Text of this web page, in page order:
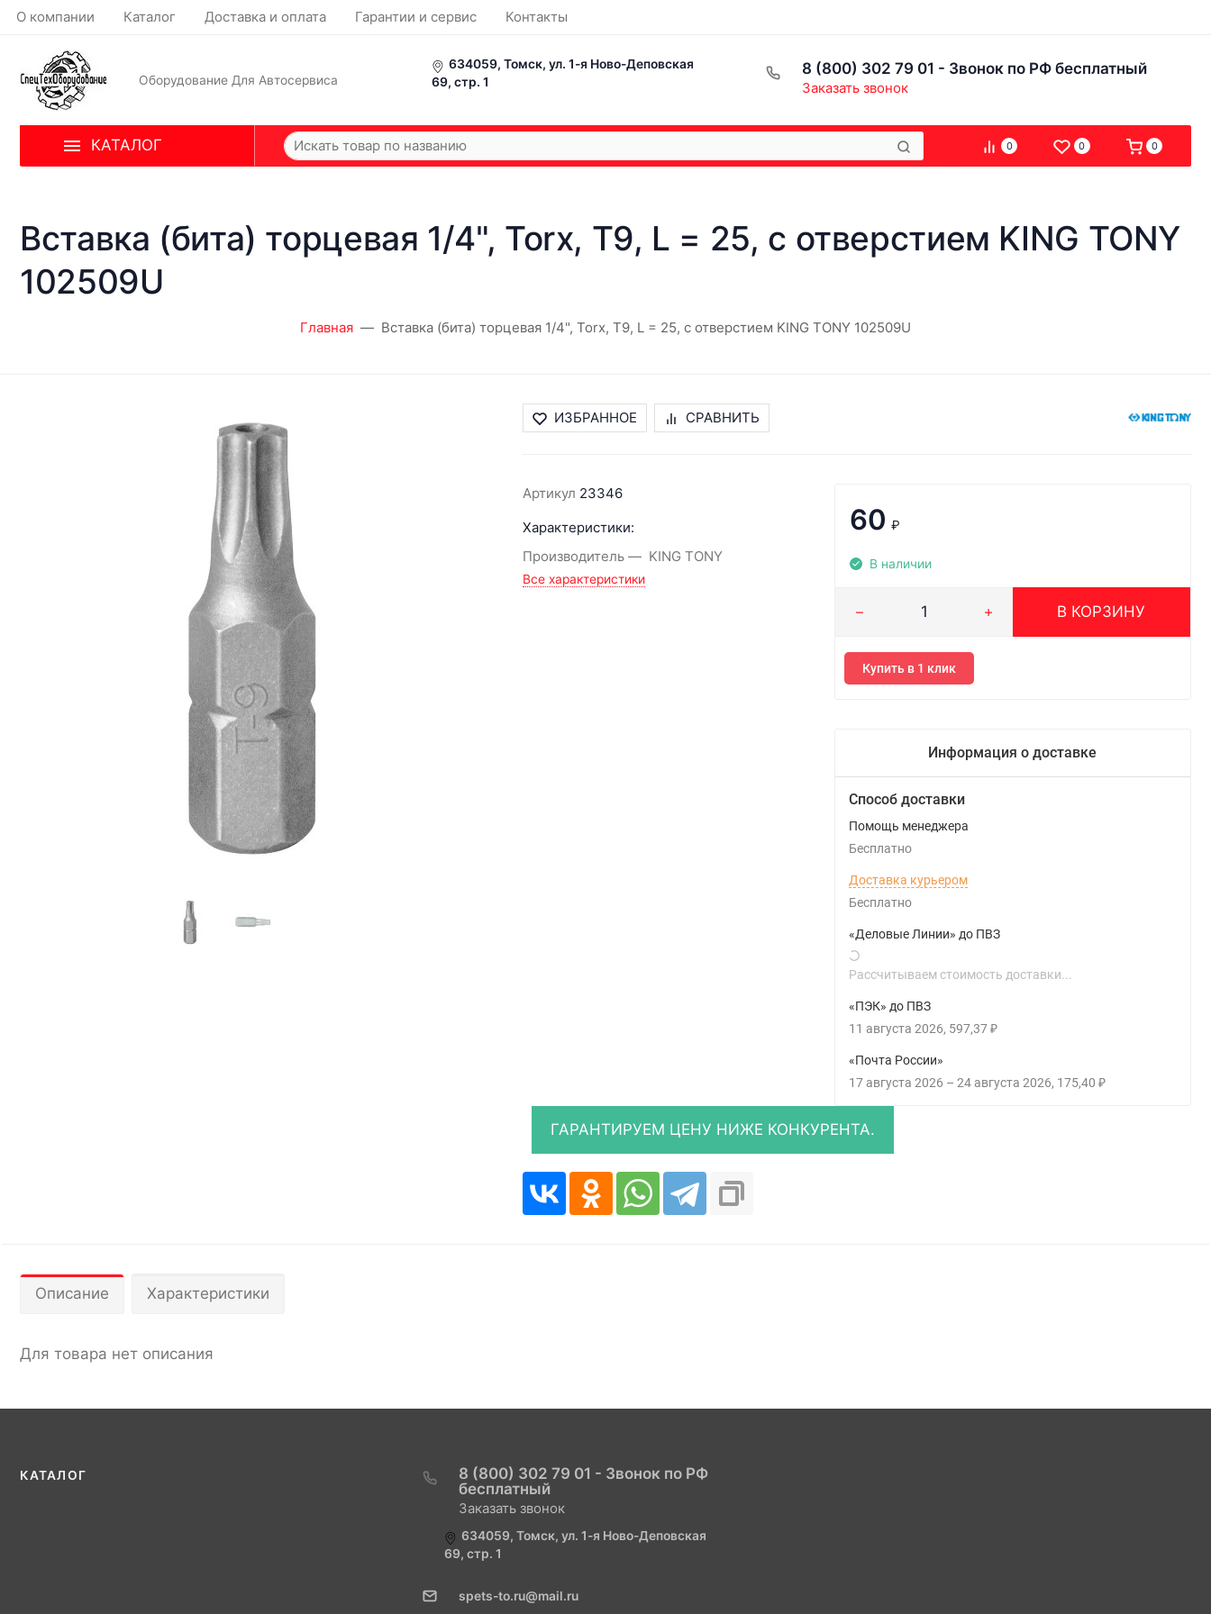
О компании Каталог Доставка и оплата Гарантии и сервис Контакты
Оборудование Для Автосервиса
634059, Томск, ул. 1-я Ново-Деповская
69, стр. 1
8 (800) 302 79 01 - Звонок по РФ бесплатный
Заказать звонок
КАТАЛОГ 0 0 0
Вставка (бита) торцевая 1/4", Torx, T9, L = 25, с отверстием KING TONY
102509U
Главная Вставка (бита) торцевая 1/4", Torx, T9, L = 25, с отверстием KING TONY 102509U
ИЗБРАННОЕ СРАВНИТЬ
Артикул 23346
Характеристики:
Производитель
KING TONY
Все характеристики
60 ₽
В наличии
В КОРЗИНУ
Купить в 1 клик
Информация о доставке
Способ доставки
Помощь менеджера
Бесплатно
Доставка курьером
Бесплатно
«Деловые Линии» до ПВЗ
Рассчитываем стоимость доставки...
«ПЭК» до ПВЗ
11 августа 2026 597,37₽
«Почта России»
17 августа 2026 – 24 августа 2026 175,40₽
Описание Характеристики
Для товара нет описания
КАТАЛОГ
8 (800) 302 79 01 - Звонок по РФ
бесплатный
Заказать звонок
634059, Томск, ул. 1-я Ново-Деповская
69, стр. 1
spets-to.ru@mail.ru